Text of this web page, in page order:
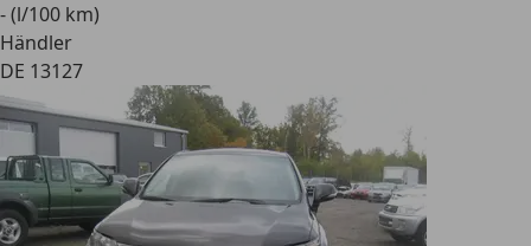
- (l/100 km)
Händler
DE 13127